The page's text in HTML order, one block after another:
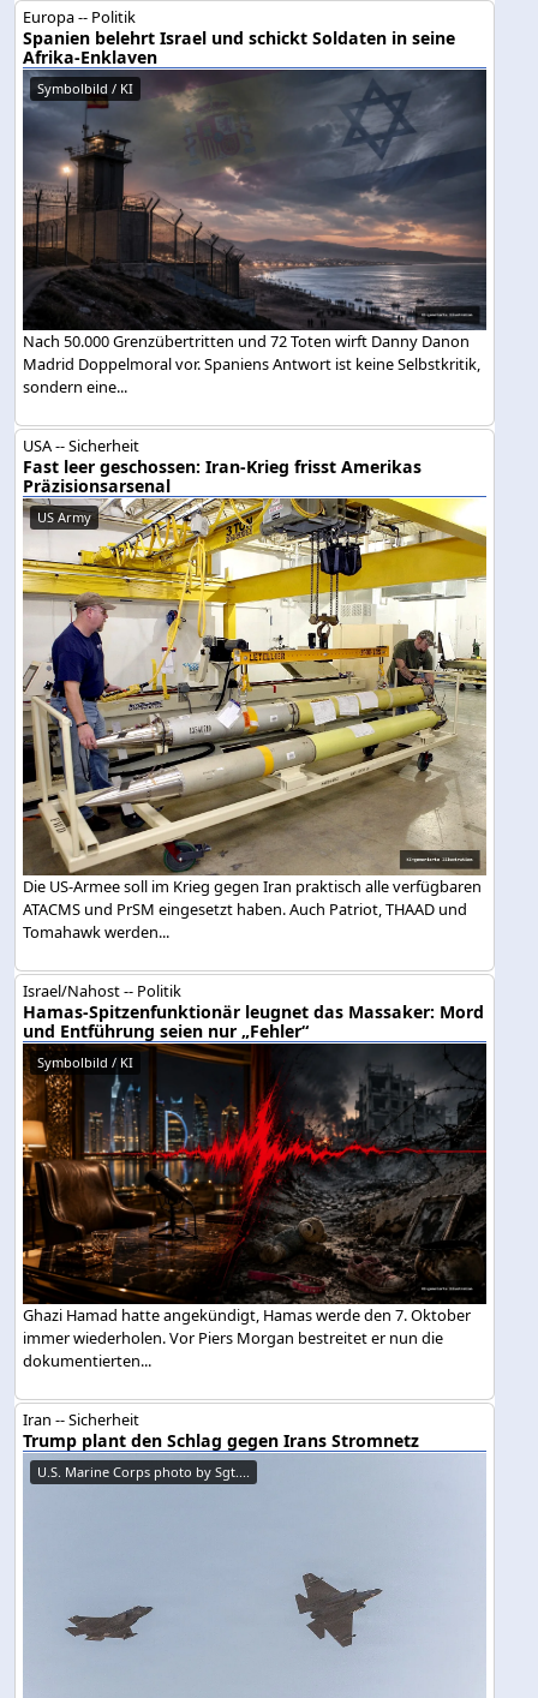
Europa -- Politik
Spanien belehrt Israel und schickt Soldaten in seine
Afrika-Enklaven
Symbolbild / KI
Nach 50.000 Grenzübertritten und 72 Toten wirft Danny Danon
Madrid Doppelmoral vor. Spaniens Antwort ist keine Selbstkritik,
sondern eine...
USA -- Sicherheit
Fast leer geschossen: Iran-Krieg frisst Amerikas
Präzisionsarsenal
US Army
Die US-Armee soll im Krieg gegen Iran praktisch alle verfügbaren
ATACMS und PrSM eingesetzt haben. Auch Patriot, THAAD und
Tomahawk werden...
Israel/Nahost -- Politik
Hamas-Spitzenfunktionär leugnet das Massaker: Mord
und Entführung seien nur „Fehler“
Symbolbild / KI
Ghazi Hamad hatte angekündigt, Hamas werde den 7. Oktober
immer wiederholen. Vor Piers Morgan bestreitet er nun die
dokumentierten...
Iran -- Sicherheit
Trump plant den Schlag gegen Irans Stromnetz
U.S. Marine Corps photo by Sgt....